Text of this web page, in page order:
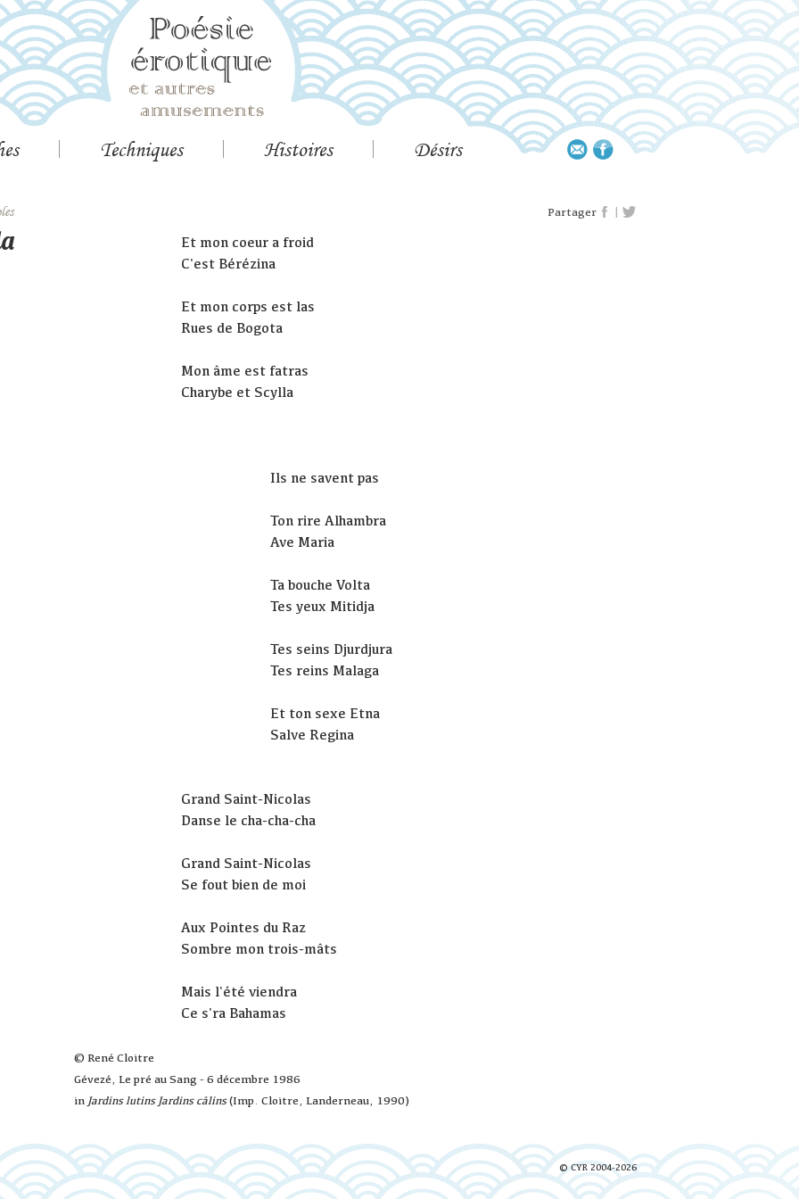
Techniques Histoires Désirs
Partager |
Et mon coeur a froid
C'est Bérézina
Et mon corps est las
Rues de Bogota
Mon âme est fatras
Charybe et Scylla
Ils ne savent pas
Ton rire Alhambra
Ave Maria
Ta bouche Volta
Tes yeux Mitidja
Tes seins Djurdjura
Tes reins Malaga
Et ton sexe Etna
Salve Regina
Grand Saint-Nicolas
Danse le cha-cha-cha
Grand Saint-Nicolas
Se fout bien de moi
Aux Pointes du Raz
Sombre mon trois-mâts
Mais l'été viendra
Ce s'ra Bahamas
© René Cloitre
Gévezé, Le pré au Sang - 6 décembre 1986
in Jardins lutins Jardins câlins(Imp. Cloitre, Landerneau, 1990)
© CYR 2004-2026